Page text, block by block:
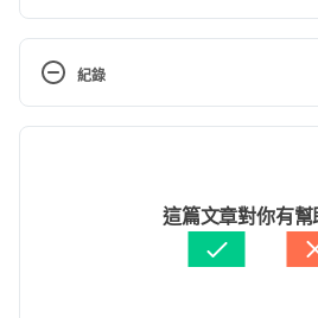
Plant Growth Regulators for
Garden. https://www.lawn-care-
academy.com/plant-growth-
Considerations for the 2013
http://www.ugacotton.com/
紀錄
黎佳燊
賴建翰醫師
這篇文章對你有幫